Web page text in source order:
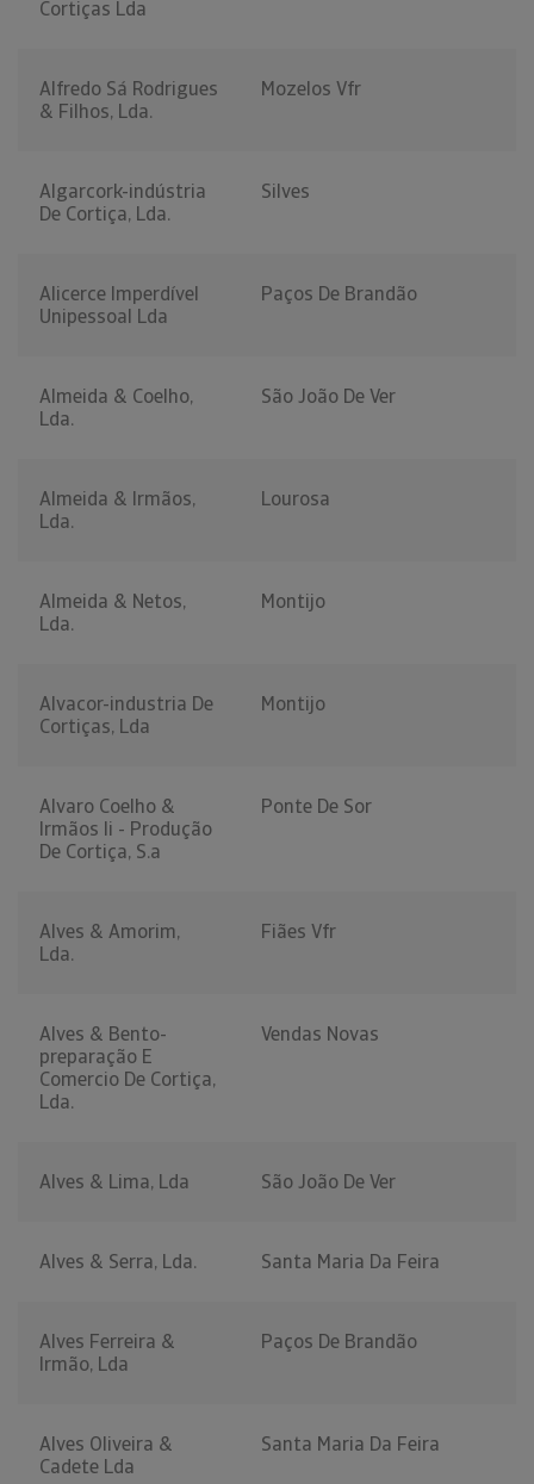
Cortiças Lda
Alfredo Sá Rodrigues
& Filhos, Lda.
Mozelos Vfr
Algarcork-indústria
De Cortiça, Lda.
Silves
Alicerce Imperdível
Unipessoal Lda
Paços De Brandão
Almeida & Coelho,
Lda.
São João De Ver
Almeida & Irmãos,
Lda.
Lourosa
Almeida & Netos,
Lda.
Montijo
Alvacor-industria De
Cortiças, Lda
Montijo
Alvaro Coelho &
Irmãos Ii - Produção
De Cortiça, S.a
Ponte De Sor
Alves & Amorim,
Lda.
Fiães Vfr
Alves & Bento-
preparação E
Comercio De Cortiça,
Lda.
Vendas Novas
Alves & Lima, Lda São João De Ver
Alves & Serra, Lda. Santa Maria Da Feira
Alves Ferreira &
Irmão, Lda
Paços De Brandão
Alves Oliveira &
Cadete Lda
Santa Maria Da Feira